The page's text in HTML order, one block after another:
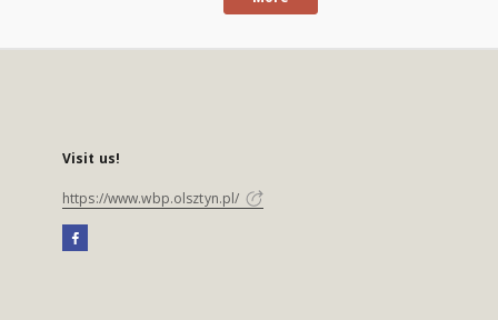
Visit us!
https://www.wbp.olsztyn.pl/